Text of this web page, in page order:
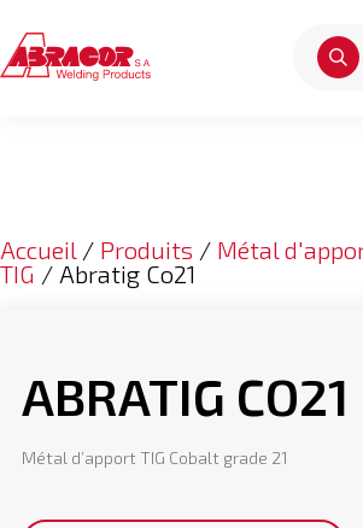
Accueil / Produits / Métal
TIG / Abratig Co21
ABRATIG CO21
Métal d’apport TIG Cobalt grade 21